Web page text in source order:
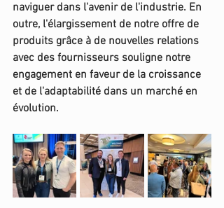
naviguer dans l'avenir de l'industrie. En
outre, l'élargissement de notre offre de
produits grâce à de nouvelles relations
avec des fournisseurs souligne notre
engagement en faveur de la croissance
et de l'adaptabilité dans un marché en
évolution.